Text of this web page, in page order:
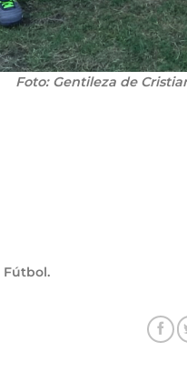
Foto: Gentileza de
Fútbol.